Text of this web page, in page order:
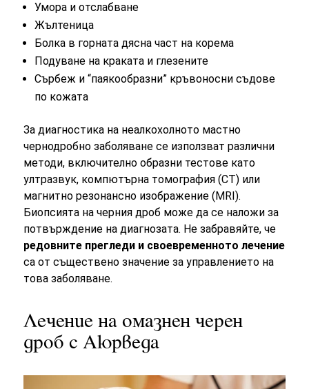
Умора и отслабване
Жълтеница
Болка в горната дясна част на корема
Подуване на краката и глезените
Сърбеж и “паякообразни” кръвоносни съдове
по кожата
За диагностика на неалкохолното мастно
чернодробно заболяване се използват различни
методи, включително образни тестове като
ултразвук, компютърна томография (CT) или
магнитно резонансно изображение (MRI).
Биопсията на черния дроб може да се наложи за
потвърждение на диагнозата. Не забравяйте, че
редовните прегледи и своевременното лечение
са от съществено значение за управлението на
това заболяване.
Лечение на омазнен черен
дроб с Аюрведа